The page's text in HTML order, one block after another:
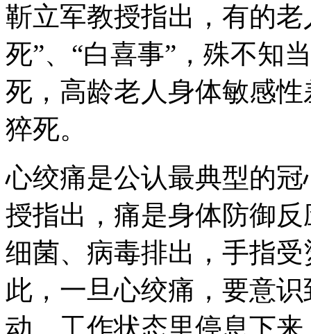
靳立军教授指出，有的
死”、“白喜事”，殊不知
死，高龄老人身体敏感
猝死。
心绞痛是公认最典型的
授指出，痛是身体防御
细菌、病毒排出，手指
此，一旦心绞痛，要意
动、工作状态里停息下